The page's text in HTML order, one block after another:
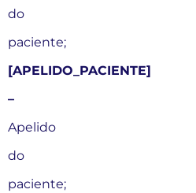
do
paciente;
[APELIDO_PACIENTE]
–
Apelido
do
paciente;